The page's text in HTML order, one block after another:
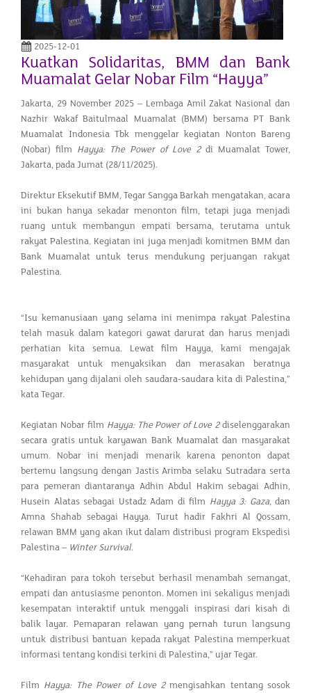
2025-12-01
Kuatkan Solidaritas, BMM dan Bank
Muamalat Gelar Nobar Film “Hayya”
Jakarta, 29 November 2025 – Lembaga Amil Zakat Nasional dan
Nazhir Wakaf Baitulmaal Muamalat (BMM) bersama PT Bank
Muamalat Indonesia Tbk menggelar kegiatan Nonton Bareng
(Nobar) film Hayya: The Power of Love 2di Muamalat Tower,
Jakarta, pada Jumat (28/11/2025).
Direktur Eksekutif BMM, Tegar Sangga Barkah mengatakan, acara
ini bukan hanya sekadar menonton film, tetapi juga menjadi
ruang untuk membangun empati bersama, terutama untuk
rakyat Palestina. Kegiatan ini juga menjadi komitmen BMM dan
Bank Muamalat untuk terus mendukung perjuangan rakyat
Palestina.
“Isu kemanusiaan yang selama ini menimpa rakyat Palestina
telah masuk dalam kategori gawat darurat dan harus menjadi
perhatian kita semua. Lewat film Hayya, kami mengajak
masyarakat untuk menyaksikan dan merasakan beratnya
kehidupan yang dijalani oleh saudara-saudara kita di Palestina,”
kata Tegar.
Kegiatan Nobar film Hayya: The Power of Love 2diselenggarakan
secara gratis untuk karyawan Bank Muamalat dan masyarakat
umum. Nobar ini menjadi menarik karena penonton dapat
bertemu langsung dengan Jastis Arimba selaku Sutradara serta
para pemeran diantaranya Adhin Abdul Hakim sebagai Adhin,
Husein Alatas sebagai Ustadz Adam di film Hayya 3: Gaza, dan
Amna Shahab sebagai Hayya. Turut hadir Fakhri Al Qossam,
relawan BMM yang akan ikut dalam distribusi program Ekspedisi
Palestina – Winter Survival.
“Kehadiran para tokoh tersebut berhasil menambah semangat,
empati dan antusiasme penonton. Momen ini sekaligus menjadi
kesempatan interaktif untuk menggali inspirasi dari kisah di
balik layar. Pemaparan relawan yang pernah turun langsung
untuk distribusi bantuan kepada rakyat Palestina memperkuat
informasi tentang kondisi terkini di Palestina,” ujar Tegar.
Film Hayya: The Power of Love 2mengisahkan tentang sosok